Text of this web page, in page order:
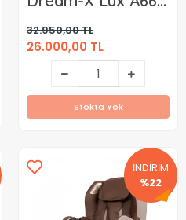
Masaj Koltuğu
Kiralama ( Aylık )
32.950,00 TL
26.000,00 TL
Stokta Yok
İNDİRİM
%22